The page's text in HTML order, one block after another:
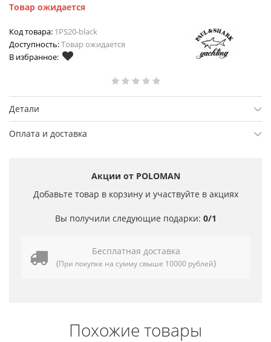
Товар ожидается
Код товара: 1PS20-black
Доступность:Товар ожидается
В избранное:
Детали
Оплата и доставка
Акции от POLOMAN
Добавьте товар в корзину и участвуйте в акциях
Вы получили следующие подарки: 0/1
Бесплатная доставка
(При покупке на сумму свыше 10000 рублей)
Похожие товары